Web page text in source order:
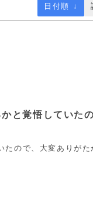
日付順 ↓
と覚悟していた
ので、大変ありが